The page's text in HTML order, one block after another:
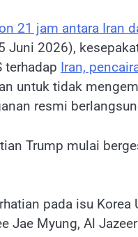
21 jam antara Iran
Juni 2026),
terhadap Iran,
untuk tidak
resmi
Trump mulai
pada isu Korea
Jae Myung, Al